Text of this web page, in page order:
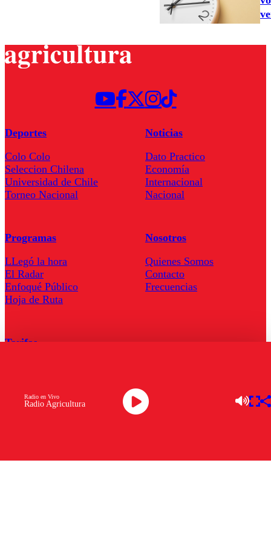
Radio Agricultura
Radio en Vivo
Deportes
Colo Colo
Seleccion Chilena
Universidad de Chile
Torneo Nacional
Noticias
Dato Practico
Economía
Internacional
Nacional
Programas
LLegó la hora
El Radar
Enfoqué Público
Hoja de Ruta
Nosotros
Quienes Somos
Contacto
Frecuencias
Tarifas
Descarga la APP